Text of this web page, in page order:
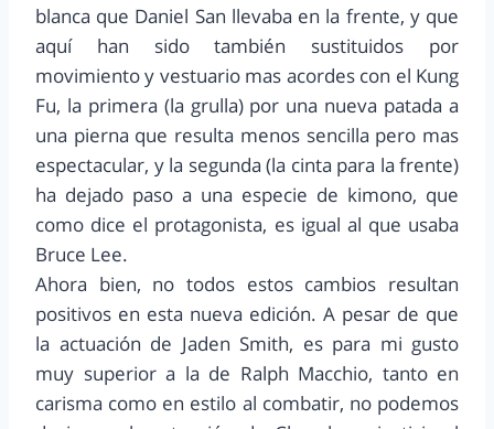
blanca que Daniel San llevaba en la frente, y que
aquí han sido también sustituidos por
movimiento y vestuario mas acordes con el Kung
Fu, la primera (la grulla) por una nueva patada a
una pierna que resulta menos sencilla pero mas
espectacular, y la segunda (la cinta para la frente)
ha dejado paso a una especie de kimono, que
como dice el protagonista, es igual al que usaba
Bruce Lee.
Ahora bien, no todos estos cambios resultan
positivos en esta nueva edición. A pesar de que
la actuación de Jaden Smith, es para mi gusto
muy superior a la de Ralph Macchio, tanto en
carisma como en estilo al combatir, no podemos